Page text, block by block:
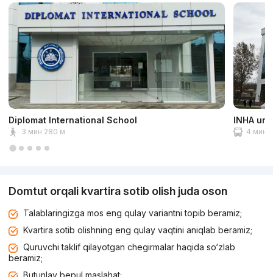
Diplomat International School
3 мин 280 м
INHA
4 мин
Domtut orqali kvartira sotib olish juda oson
Talablaringizga mos eng qulay variantni topib beramiz;
Kvartira sotib olishning eng qulay vaqtini aniqlab beramiz;
Quruvchi taklif qilayotgan chegirmalar haqida so‘zlab
beramiz;
Butunlay bepul maslahat;